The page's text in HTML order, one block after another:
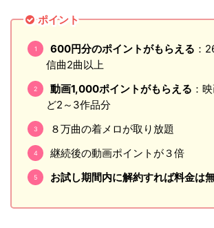
ポイント
600円分のポイントがもらえる ：
信曲2曲以上
動画1,000ポイントがもらえる ：
ど2～3作品分
８万曲の着メロが取り放題
継続後の動画ポイントが３倍
お試し期間内に解約すれば料金は